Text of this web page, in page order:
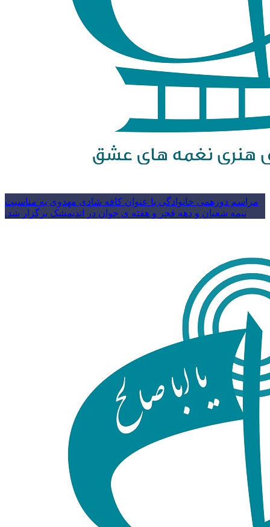
مراسم دورهمی خانوادگی با عنوان کافه شادی مهدوی به مناسبت
نیمه شعبان و دهه فجر و هفته ی جوان در اندیمشک برگزار شد.